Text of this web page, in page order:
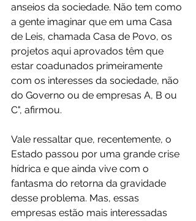
anseios da sociedade. Não tem como
a gente imaginar que em uma Casa
de Leis, chamada Casa de Povo, os
projetos aqui aprovados têm que
estar coadunados primeiramente
com os interesses da sociedade, não
do Governo ou de empresas A, B ou
C", afirmou.
Vale ressaltar que, recentemente, o
Estado passou por uma grande crise
hídrica e que ainda vive com o
fantasma do retorna da gravidade
desse problema. Mas, essas
empresas estão mais interessadas